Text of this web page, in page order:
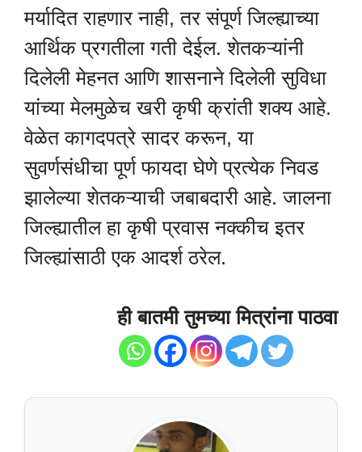
मर्यादित राहणार नाही, तर संपूर्ण जिल्ह्याच्या
आर्थिक प्रगतीला गती देईल. शेतकऱ्यांनी
दिलेली मेहनत आणि शासनाने दिलेली सुविधा
यांच्या मेलमुळेच खरी कृषी क्रांती शक्य आहे.
वेळेत कागदपत्रे सादर करून, या
सुवर्णसंधीचा पूर्ण फायदा घेणे प्रत्येक निवड
झालेल्या शेतकऱ्याची जबाबदारी आहे. जालना
जिल्ह्यातील हा कृषी प्रवास नक्कीच इतर
जिल्ह्यांसाठी एक आदर्श ठरेल.
ही बातमी तुमच्या मित्रांना पाठवा